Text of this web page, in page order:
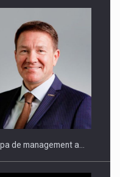
TECHNOLOGY FOR
de management a…